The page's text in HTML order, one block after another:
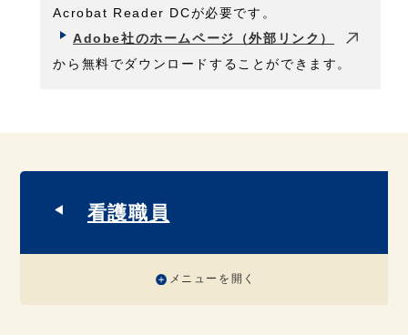
Acrobat Reader DCが必要です。
Adobe社のホームページ（外部リンク）
から無料でダウンロードすることができます。
看護職員
メニューを開く